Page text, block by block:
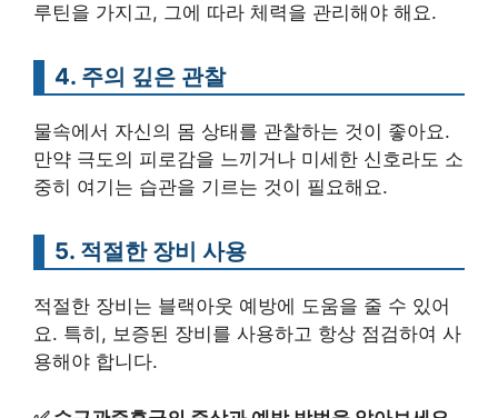
루틴을 가지고, 그에 따라 체력을 관리해야 해요.
4. 주의 깊은 관찰
물속에서 자신의 몸 상태를 관찰하는 것이 좋아요.
만약 극도의 피로감을 느끼거나 미세한 신호라도 소
중히 여기는 습관을 기르는 것이 필요해요.
5. 적절한 장비 사용
적절한 장비는 블랙아웃 예방에 도움을 줄 수 있어
요. 특히, 보증된 장비를 사용하고 항상 점검하여 사
용해야 합니다.